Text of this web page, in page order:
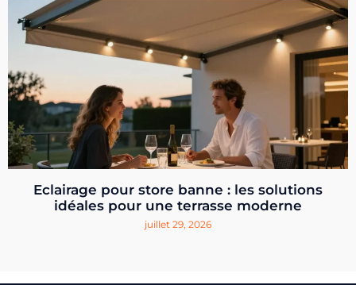
Eclairage pour store banne : les solutions
idéales pour une terrasse moderne
juillet 29, 2026